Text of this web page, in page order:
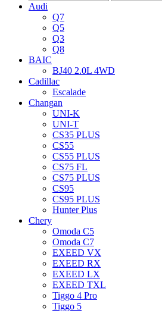
Audi
Q7
Q5
Q3
Q8
BAIC
BJ40 2.0L 4WD
Cadillac
Escalade
Changan
UNI-K
UNI-T
CS35 PLUS
CS55
CS55 PLUS
CS75 FL
CS75 PLUS
CS95
CS95 PLUS
Hunter Plus
Chery
Omoda C5
Omoda C7
EXEED VX
EXEED RX
EXEED LX
EXEED TXL
Tiggo 4 Pro
Tiggo 5